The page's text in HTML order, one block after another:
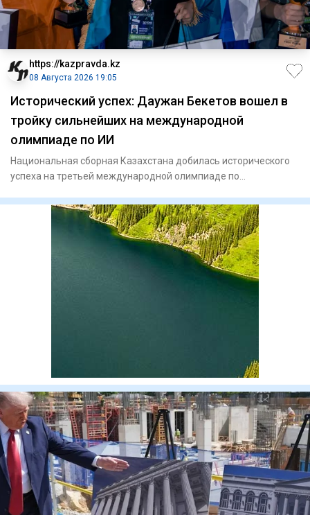
https://kazpravda.kz
08 Августа 2026 19:05
Исторический успех: Даужан Бекетов вошел в
тройку сильнейших на международной
олимпиаде по ИИ
Национальная сборная Казахстана добилась исторического
успеха на третьей международной олимпиаде по